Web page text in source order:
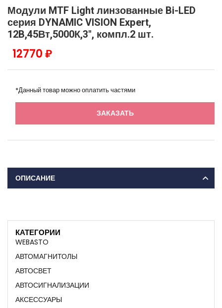
Модули MTF Light линзованные Bi-LED
серия DYNAMIC VISION Expert,
12B,45Вт,5000К,3", компл.2 шт.
12770 ₽
*Данный товар можно оплатить частями
ЗАКАЗАТЬ
ОПИСАНИЕ
КАТЕГОРИИ
WEBASTO
АВТОМАГНИТОЛЫ
АВТОСВЕТ
АВТОСИГНАЛИЗАЦИИ
АКСЕССУАРЫ